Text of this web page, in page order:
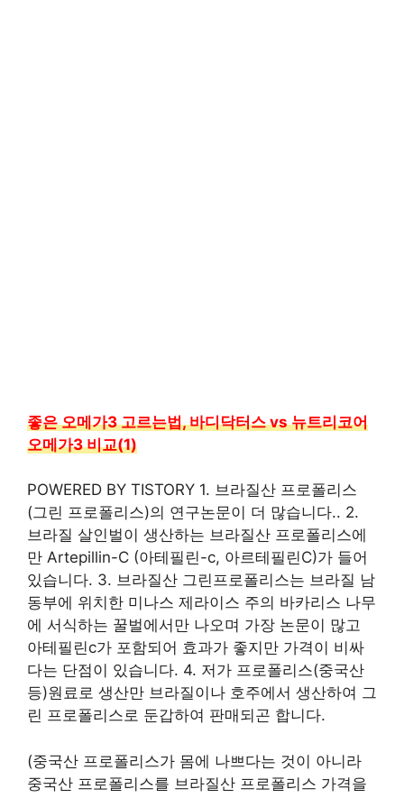
좋은 오메가3 고르는법, 바디닥터스 vs 뉴트리코어
오메가3 비교(1)
POWERED BY TISTORY 1. 브라질산 프로폴리스
(그린 프로폴리스)의 연구논문이 더 많습니다.. 2.
브라질 살인벌이 생산하는 브라질산 프로폴리스에
만 Artepillin-C (아테필린-c, 아르테필린C)가 들어
있습니다. 3. 브라질산 그린프로폴리스는 브라질 남
동부에 위치한 미나스 제라이스 주의 바카리스 나무
에 서식하는 꿀벌에서만 나오며 가장 논문이 많고
아테필린c가 포함되어 효과가 좋지만 가격이 비싸
다는 단점이 있습니다. 4. 저가 프로폴리스(중국산
등)원료로 생산만 브라질이나 호주에서 생산하여 그
린 프로폴리스로 둔갑하여 판매되곤 합니다.
(중국산 프로폴리스가 몸에 나쁘다는 것이 아니라
중국산 프로폴리스를 브라질산 프로폴리스 가격을